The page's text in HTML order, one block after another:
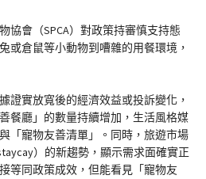
協會（SPCA）對政策持審慎支持態
或倉鼠等小動物到嘈雜的用餐環境，
證實放寬後的經濟效益或投訴變化，
餐廳」的數量持續增加，生活風格媒
「寵物友善清單」。同時，旅遊市場
）的新趨勢，顯示需求面確實正
等同政策成效，但能看見「寵物友